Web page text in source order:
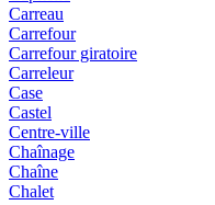
Carreau
Carrefour
Carrefour giratoire
Carreleur
Case
Castel
Centre-ville
Chaînage
Chaîne
Chalet